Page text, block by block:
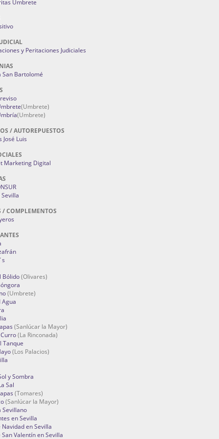
Umbrete
y Peritaciones Judiciales
San Bartolomé
(Umbrete)
(Umbrete)
/ AUTOREPUESTOS
José Luis
Marketing Digital
/ COMPLEMENTOS
Bólido(Olivares)
(Umbrete)
(Sanlúcar la Mayor)
(La Rinconada)
Tanque
(Los Palacios)
y Sombra
Sal
(Tomares)
(Sanlúcar la Mayor)
Sevillano
en Sevilla
Navidad en Sevilla
Valentín en Sevilla